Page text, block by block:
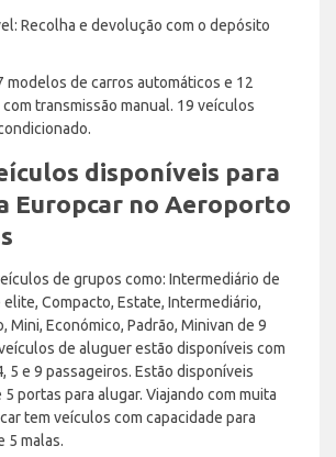
Recolha e devolução com o depósito
modelos de carros automáticos e 12
transmissão manual. 19 veículos
disponíveis para
Europcar no Aeroporto
de grupos como: Intermediário de
Compacto, Estate, Intermediário,
Mini, Económico, Padrão, Minivan de 9
de aluguer estão disponíveis com
5 e 9 passageiros. Estão disponíveis
portas para alugar. Viajando com muita
tem veículos com capacidade para
5 malas.